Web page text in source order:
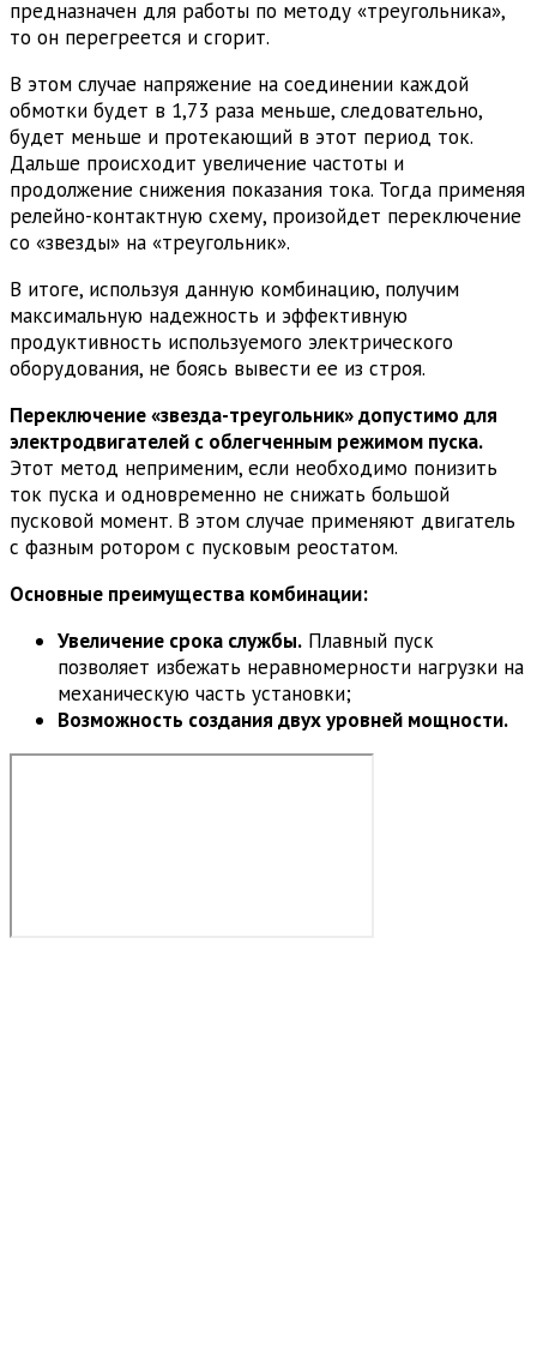
предназначен для работы по методу «треугольника»,
то он перегреется и сгорит.
В этом случае напряжение на соединении каждой
обмотки будет в 1,73 раза меньше, следовательно,
будет меньше и протекающий в этот период ток.
Дальше происходит увеличение частоты и
продолжение снижения показания тока. Тогда применяя
релейно-контактную схему, произойдет переключение
со «звезды» на «треугольник».
В итоге, используя данную комбинацию, получим
максимальную надежность и эффективную
продуктивность используемого электрического
оборудования, не боясь вывести ее из строя.
Переключение «звезда-треугольник» допустимо для
электродвигателей с облегченным режимом пуска.
Этот метод неприменим, если необходимо понизить
ток пуска и одновременно не снижать большой
пусковой момент. В этом случае применяют двигатель
с фазным ротором с пусковым реостатом.
Основные преимущества комбинации:
Увеличение срока службы. Плавный пуск
позволяет избежать неравномерности нагрузки на
механическую часть установки;
Возможность создания двух уровней мощности.